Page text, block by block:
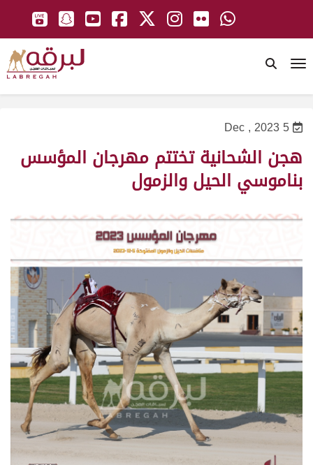
5 Dec , 2023
هجن الشحانية تختتم مهرجان المؤسس
بناموسي الحيل والزمول